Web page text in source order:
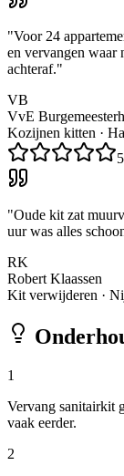
"Voor 24
en vervangen waar
achteraf."
VB
VvE
Kozijnen kitten ·
"Oude kit zat
uur was alles
RK
Robert Klaassen
Kit verwijderen ·
1
Vervang sanitairkit
vaak eerder.
2